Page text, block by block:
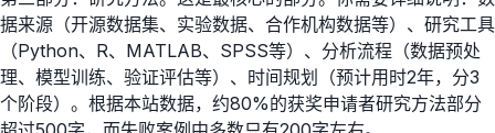
据来源（开源数据集、实验数据、合作机构数据等）、研究工具
（Python、R、MATLAB、SPSS等）、分析流程（数据预处
理、模型训练、验证评估等）、时间规划（预计用时2年，分3
个阶段）。根据本站数据，约80%的获奖申请者研究方法部分